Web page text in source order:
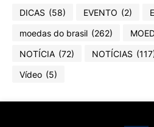
DICAS (58) EVENTO (2)
moedas do brasil (262)
NOTÍCIA (72) NOTÍCIAS
Vídeo (5)